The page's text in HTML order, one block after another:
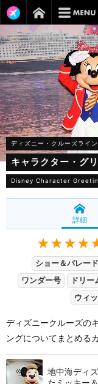
ディズニー・クルーズライン
キャラクター・グ
Disney Character
詳細
ショー＆パレー
ワンダー号
ドリー
ウィ
ディズニークルーズの
ングについてまとめる
地中海ディ